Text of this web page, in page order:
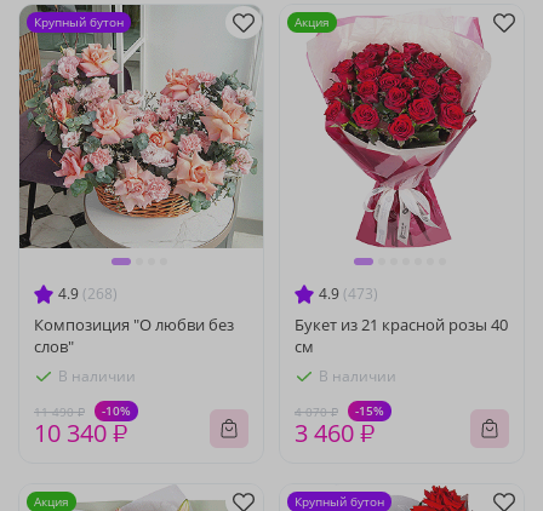
4.9 (268)
Композиция "О любви без
слов"
В наличии
11 490 ₽ -10%
10 340 ₽
Крупный бутон
4.9 (473)
Букет из 21 красной розы 40
см
В наличии
4 070 ₽ -15%
3 460 ₽
Акция
Акция Крупный бутон